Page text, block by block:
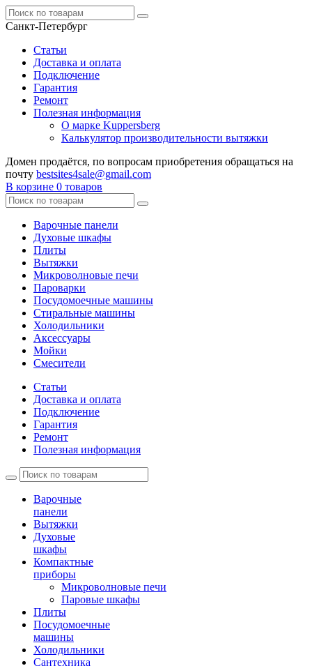
Санкт-Петербург
Статьи
Доставка и оплата
Подключение
Гарантия
Ремонт
Полезная информация
О марке Kuppersberg
Калькулятор производительности вытяжки
Домен продаётся, по вопросам приобретения обращаться на
почту bestsites4sale@gmail.com
В корзине 0 товаров
Варочные панели
Духовые шкафы
Плиты
Вытяжки
Микроволновые печи
Пароварки
Посудомоечные машины
Стиральные машины
Холодильники
Аксессуары
Мойки
Cмесители
Статьи
Доставка и оплата
Подключение
Гарантия
Ремонт
Полезная информация
Варочные
панели
Вытяжки
Духовые
шкафы
Компактные
приборы
Микроволновые печи
Паровые шкафы
Плиты
Посудомоечные
машины
Холодильники
Сантехника